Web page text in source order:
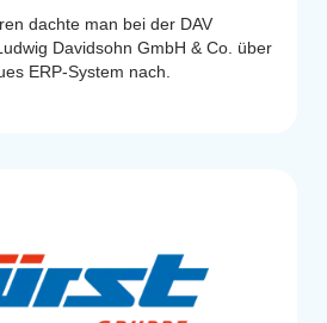
dachte man bei der DAV
Davidsohn GmbH & Co. über
ERP-System nach.